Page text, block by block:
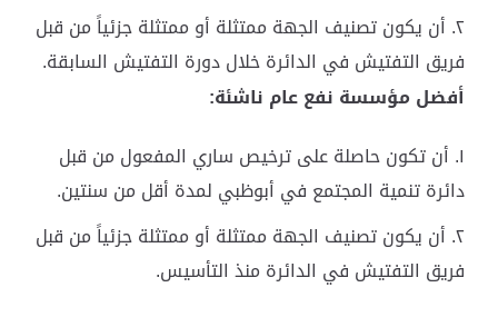
أن يكون تصنيف الجهة ممتثلة أو ممتثلة جزئياً من قبل
فريق التفتيش في الدائرة خلال دورة التفتيش السابقة.
أفضل مؤسسة نفع عام ناشئة:
أن تكون حاصلة على ترخيص ساري المفعول من قبل
دائرة تنمية المجتمع في أبوظبي لمدة أقل من سنتين.
أن يكون تصنيف الجهة ممتثلة أو ممتثلة جزئياً من قبل
فريق التفتيش في الدائرة منذ التأسيس.